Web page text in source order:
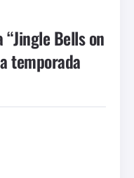
Bells on
temporada